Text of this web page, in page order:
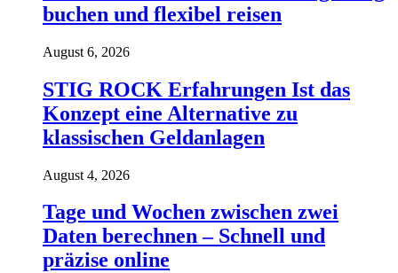
buchen und flexibel reisen
August 6, 2026
STIG ROCK Erfahrungen Ist das
Konzept eine Alternative zu
klassischen Geldanlagen
August 4, 2026
Tage und Wochen zwischen zwei
Daten berechnen – Schnell und
präzise online